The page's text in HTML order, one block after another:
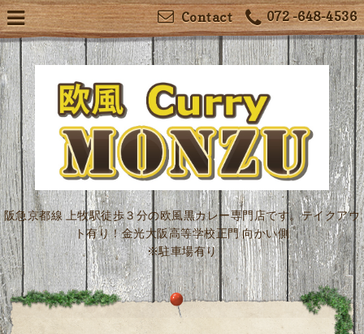
072 -648-4536
Contact
阪急京都線 上牧駅徒歩３分の欧風黒カレー専門店です。テイクアウ
ト有り！金光大阪高等学校正門 向かい側
※駐車場有り